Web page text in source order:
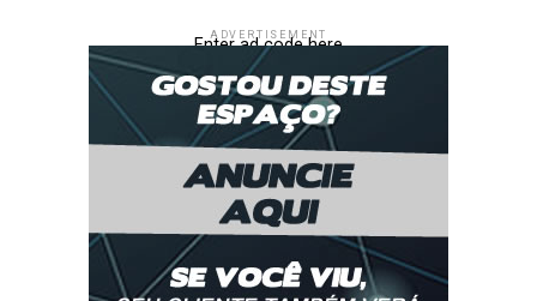
ADVERTISEMENT
Enter ad code here